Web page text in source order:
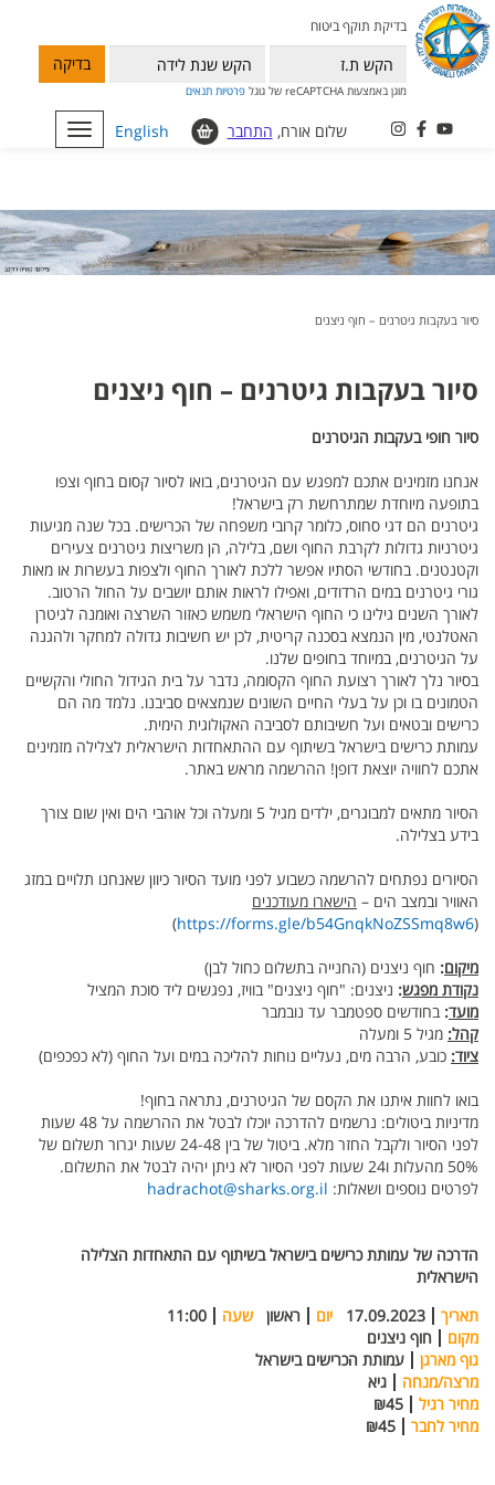
בדיקת תוקף ביטוח
בדיקה
מוגן באמצעות reCAPTCHA של גוגל פרטיות תנאים
Toggle
navigation
English שלום אורח, התחבר
סיור בעקבות גיטרנים – חוף ניצנים
סיור בעקבות גיטרנים – חוף ניצנים
סיור חופי בעקבות הגיטרנים
אנחנו מזמינים אתכם למפגש עם הגיטרנים, בואו לסיור קסום בחוף וצפו
בתופעה מיוחדת שמתרחשת רק בישראל!
גיטרנים הם דגי סחוס, כלומר קרובי משפחה של הכרישים. בכל שנה מגיעות
גיטרניות גדולות לקרבת החוף ושם, בלילה, הן משריצות גיטרנים צעירים
וקטנטנים. בחודשי הסתיו אפשר ללכת לאורך החוף ולצפות בעשרות או מאות
גורי גיטרנים במים הרדודים, ואפילו לראות אותם יושבים על החול הרטוב.
לאורך השנים גילינו כי החוף הישראלי משמש כאזור השרצה ואומנה לגיטרן
האטלנטי, מין הנמצא בסכנה קריטית, לכן יש חשיבות גדולה למחקר ולהגנה
על הגיטרנים, במיוחד בחופים שלנו.
בסיור נלך לאורך רצועת החוף הקסומה, נדבר על בית הגידול החולי והקשיים
הטמונים בו וכן על בעלי החיים השונים שנמצאים סביבנו. נלמד מה הם
כרישים ובטאים ועל חשיבותם לסביבה האקולוגית הימית.
עמותת כרישים בישראל בשיתוף עם ההתאחדות הישראלית לצלילה מזמינים
אתכם לחוויה יוצאת דופן! ההרשמה מראש באתר.
הסיור מתאים למבוגרים, ילדים מגיל 5 ומעלה וכל אוהבי הים ואין שום צורך
בידע בצלילה.
הסיורים נפתחים להרשמה כשבוע לפני מועד הסיור כיוון שאנחנו תלויים במזג
האוויר ובמצב הים – הישארו מעודכנים
(
https://forms.gle/b54GnqkNoZSSmq8w6
)
מיקום: חוף ניצנים (החנייה בתשלום כחול לבן)
נקודת מפגש: ניצנים: "חוף ניצנים" בוויז, נפגשים ליד סוכת המציל
מועד:בחודשים ספטמבר עד נובמבר
קהל: מגיל 5 ומעלה
ציוד: כובע, הרבה מים, נעליים נוחות להליכה במים ועל החוף (לא כפכפים)
בואו לחוות איתנו את הקסם של הגיטרנים, נתראה בחוף!
מדיניות ביטולים: נרשמים להדרכה יוכלו לבטל את ההרשמה על 48 שעות
לפני הסיור ולקבל החזר מלא. ביטול של בין 24-48 שעות יגרור תשלום של
50% מהעלות ו24 שעות לפני הסיור לא ניתן יהיה לבטל את התשלום.
לפרטים נוספים ושאלות: hadrachot@sharks.org.il
הדרכה של עמותת כרישים בישראל בשיתוף עם התאחדות הצלילה
הישראלית
תאריך
17.09.2023 יום ראשון שעה
11:00
מקום
חוף ניצנים
גוף מארגן
עמותת הכרישים בישראל
מרצה/מנחה
גיא
מחיר רגיל
₪45
מחיר לחבר
₪45